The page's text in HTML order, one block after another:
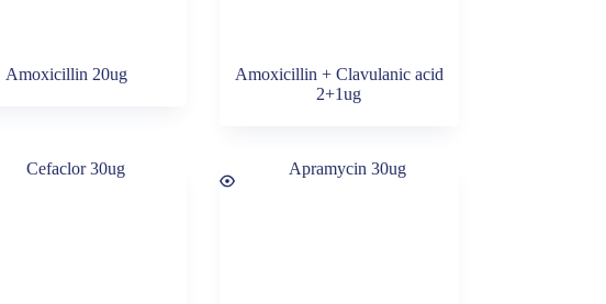
Amoxicillin 20ug
Amoxicillin + Clavulanic acid
2+1ug